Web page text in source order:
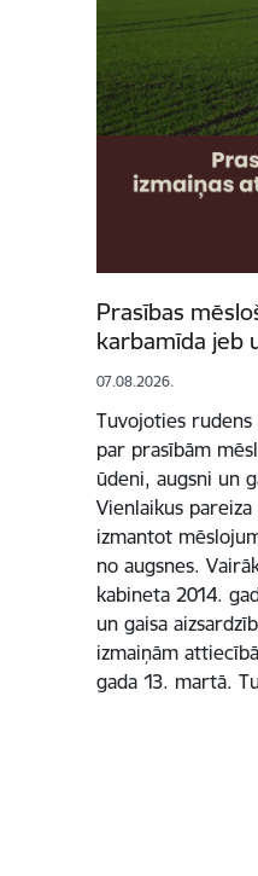
Prasības
karbamīda jeb
07.08.2026.
Tuvojoties rudens
par prasībām
ūdeni, augsni un
Vienlaikus
izmantot
no augsnes.
kabineta 2014.
un gaisa
izmaiņām
gada 13. martā.